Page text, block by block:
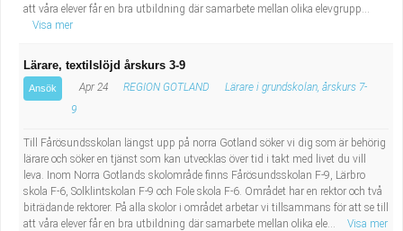
att våra elever får en bra utbildning där samarbete mellan olika elevgrupp...
Visa mer
Lärare, textilslöjd årskurs 3-9
Ansök Apr 24 REGION GOTLAND
Lärare i grundskolan, årskurs 7-
9
Till Fårösundsskolan längst upp på norra Gotland söker vi dig som är behörig
lärare och söker en tjänst som kan utvecklas över tid i takt med livet du vill
leva. Inom Norra Gotlands skolområde finns Fårösundsskolan F-9, Lärbro
skola F-6, Solklintskolan F-9 och Fole skola F-6. Området har en rektor och två
biträdande rektorer. På alla skolor i området arbetar vi tillsammans för att se till
att våra elever får en bra utbildning där samarbete mellan olika ele...
Visa mer